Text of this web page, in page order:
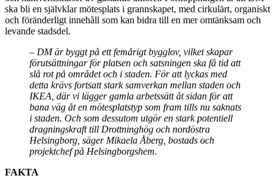
ska bli en självklar mötesplats i grannskapet, med cirkulärt, organiskt
och föränderligt innehåll som kan bidra till en mer omtänksam och
levande stadsdel.
– DM är byggt på ett femårigt bygglov, vilket skapar
förutsättningar för platsen och satsningen ska få tid att
slå rot på området och i staden. För att lyckas med
detta krävs fortsatt stark samverkan mellan staden och
IKEA, där vi lägger gamla arbetssätt åt sidan för att
bana väg åt en mötesplatstyp som fram tills nu saknats
i staden. Och som dessutom utgör en stark potentiell
dragningskraft till Drottninghög och nordöstra
Helsingborg, säger Mikaela Åberg, bostads och
projektchef på Helsingborgshem.
FAKTA